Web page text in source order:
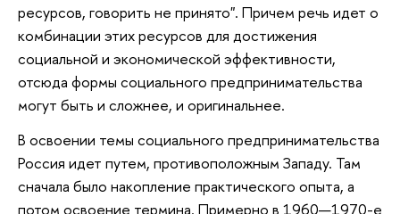
ресурсов, говорить не принято". Причем речь идет о
комбинации этих ресурсов для достижения
социальной и экономической эффективности,
отсюда формы социального предпринимательства
могут быть и сложнее, и оригинальнее.
В освоении темы социального предпринимательства
Россия идет путем, противоположным Западу. Там
сначала было накопление практического опыта, а
потом освоение термина. Примерно в 1960—1970-е